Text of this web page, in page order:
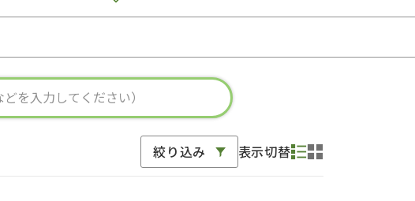
辞典
語辞典
談話・表現
絞り込み 表示切替